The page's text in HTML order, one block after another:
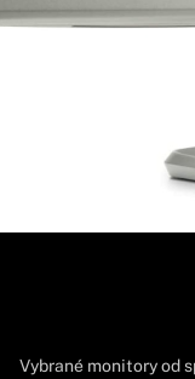
Vybrané monitory od